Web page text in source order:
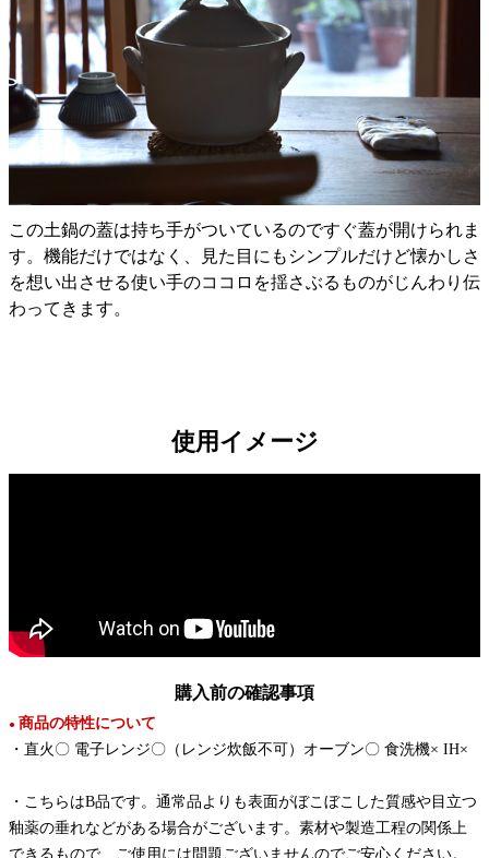
この土鍋の蓋は持ち手がついているのですぐ蓋が開けられま
す。機能だけではなく、見た目にもシンプルだけど懐かしさ
を想い出させる使い手のココロを揺さぶるものがじんわり伝
わってきます。
使用イメージ
購入前の確認事項
● 商品の特性について
・直火〇 電子レンジ〇（レンジ炊飯不可）オーブン〇 食洗機× IH×
・こちらはB品です。通常品よりも表面がぼこぼこした質感や目立つ
釉薬の垂れなどがある場合がございます。素材や製造工程の関係上
できるもので、ご使用には問題ございませんのでご安心ください。